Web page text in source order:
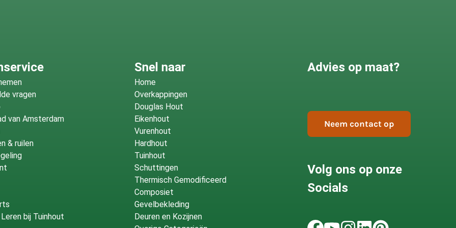
houten schutting palen of
palen
bijpassende
vragen
van Amsterdam
& ruilen
bij Tuinhout
Snel naar
Home
Overkappingen
Douglas Hout
Eikenhout
Vurenhout
Hardhout
Tuinhout
Schuttingen
Thermisch Gemodificeerd
Composiet
Gevelbekleding
Deuren en Kozijnen
Advies op maat?
Neem contact op
Volg ons op onze
Socials